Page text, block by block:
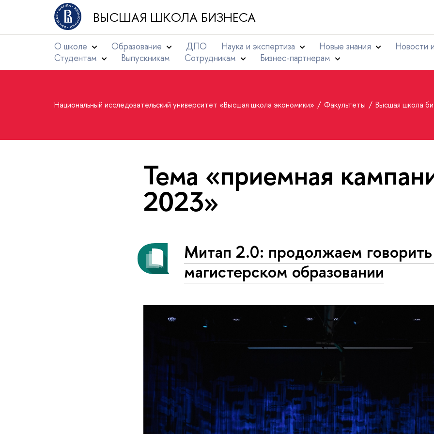
ВЫСШАЯ ШКОЛА БИЗНЕСА
О школе Образование ДПО Наука и экспертиза Новые знания
Новости
Студентам
Выпускникам Сотрудникам Бизнес-партнерам
Национальный исследовательский университет «Высшая школа экономики» Факультеты Высшая школа
Тема «приемная
2023»
Митап 2.0: продолжаем
магистерском образовании